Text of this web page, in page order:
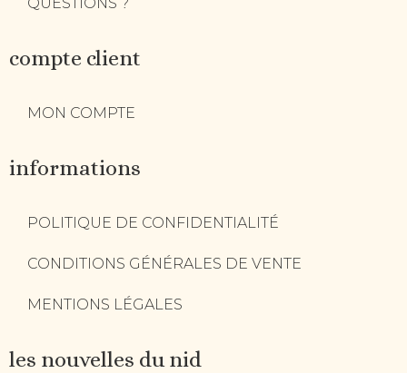
compte client
MON COMPTE
informations
POLITIQUE DE CONFIDENTIALITÉ
CONDITIONS GÉNÉRALES DE VENTE
MENTIONS LÉGALES
les nouvelles du nid